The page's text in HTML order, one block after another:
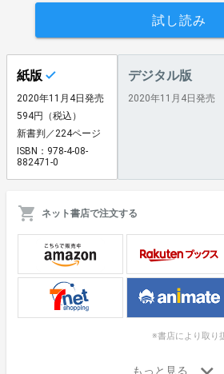
試し読み
紙版
2020年11月4日発売
594円（税込）
新書判／224ページ
ISBN：978-4-08-
882471-0
デジタル版
2020年11月4日発売
ネット書店で注文する
※書店により取り